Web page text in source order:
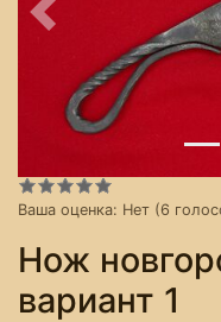
Предыдущее
Ваша оценка: Нет (6
Нож
вариант 1